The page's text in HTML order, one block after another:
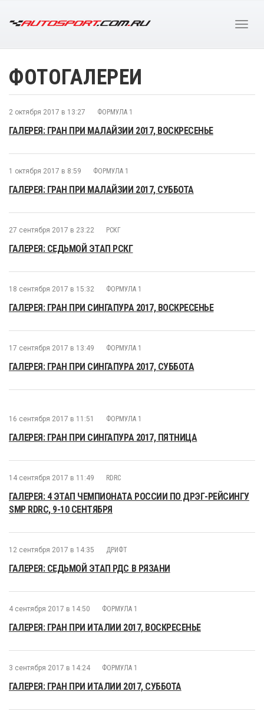
ФОТОГАЛЕРЕИ
2 октября 2017 в 13:27 ФОРМУЛА 1
ГАЛЕРЕЯ: ГРАН ПРИ МАЛАЙЗИИ 2017, ВОСКРЕСЕНЬЕ
1 октября 2017 в 8:59 ФОРМУЛА 1
ГАЛЕРЕЯ: ГРАН ПРИ МАЛАЙЗИИ 2017, СУББОТА
27 сентября 2017 в 23:22 РСКГ
ГАЛЕРЕЯ: СЕДЬМОЙ ЭТАП РСКГ
18 сентября 2017 в 15:32 ФОРМУЛА 1
ГАЛЕРЕЯ: ГРАН ПРИ СИНГАПУРА 2017, ВОСКРЕСЕНЬЕ
17 сентября 2017 в 13:49 ФОРМУЛА 1
ГАЛЕРЕЯ: ГРАН ПРИ СИНГАПУРА 2017, СУББОТА
16 сентября 2017 в 11:51 ФОРМУЛА 1
ГАЛЕРЕЯ: ГРАН ПРИ СИНГАПУРА 2017, ПЯТНИЦА
14 сентября 2017 в 11:49 RDRC
ГАЛЕРЕЯ: 4 ЭТАП ЧЕМПИОНАТА РОССИИ ПО ДРЭГ-РЕЙСИНГУ
SMP RDRC, 9-10 СЕНТЯБРЯ
12 сентября 2017 в 14:35 ДРИФТ
ГАЛЕРЕЯ: СЕДЬМОЙ ЭТАП РДС В РЯЗАНИ
4 сентября 2017 в 14:50 ФОРМУЛА 1
ГАЛЕРЕЯ: ГРАН ПРИ ИТАЛИИ 2017, ВОСКРЕСЕНЬЕ
3 сентября 2017 в 14:24 ФОРМУЛА 1
ГАЛЕРЕЯ: ГРАН ПРИ ИТАЛИИ 2017, СУББОТА